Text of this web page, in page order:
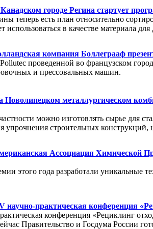
городе Регина стартует
теперь есть план относительно
использоваться в качестве материала
компания Боллеграаф
проведенной во французском
и прессовальных машин.
Новолипецком металлургическом
можно изготовлять сырье для
упрочнения строительных конструкций,
Ассоциация Химической
этого года разработали уникальные
научно-практическая конференция
конференция «Рециклинг
Правительство и Госдума России